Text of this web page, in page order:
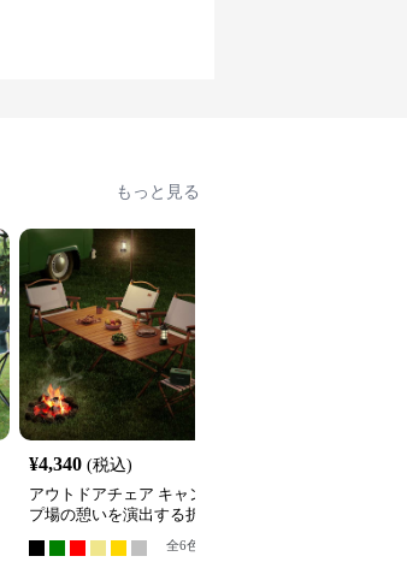
もっと見る
¥4,340 (税込)
アウトドアチェア キャン
プ場の憩いを演出する折
全6色